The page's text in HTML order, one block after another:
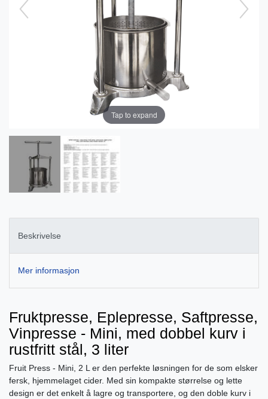
Tap to expand
Beskrivelse
Mer informasjon
Fruktpresse, Eplepresse, Saftpresse,
Vinpresse - Mini, med dobbel kurv i
rustfritt stål, 3 liter
Fruit Press - Mini, 2 L er den perfekte løsningen for de som elsker
fersk, hjemmelaget cider. Med sin kompakte størrelse og lette
design er det enkelt å lagre og transportere, og den doble kurv i